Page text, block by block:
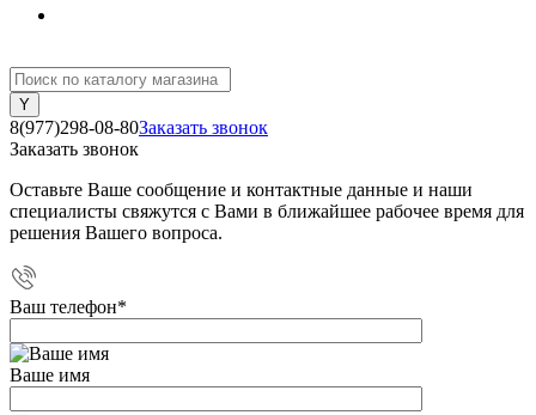
8(977)298-08-80Заказать звонок
Заказать звонок
Оставьте Ваше сообщение и контактные данные и наши
специалисты свяжутся с Вами в ближайшее рабочее время для
решения Вашего вопроса.
Ваш телефон*
Ваше имя